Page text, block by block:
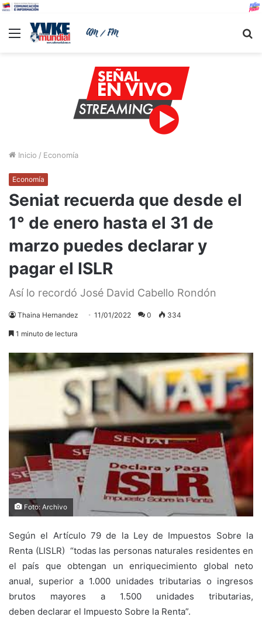
Menu
Inicio / Economía
Economía
Seniat recuerda que desde el
1° de enero hasta el 31 de
marzo puedes declarar y
pagar el ISLR
Así lo recordó José David Cabello Rondón
Thaina Hernandez 11/01/2022 0 334
1 minuto de lectura
Foto: Archivo
Según el Artículo 79 de la Ley de Impuestos Sobre la
Renta (LISLR) “todas las personas naturales residentes en
el país que obtengan un enriquecimiento global neto
anual, superior a 1.000 unidades tributarias o ingresos
brutos mayores a 1.500 unidades tributarias,
deben declarar el Impuesto Sobre la Renta”.